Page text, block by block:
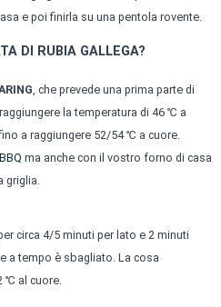
e poi finirla su una pentola rovente.
DI RUBIA GALLEGA?
, che prevede una prima parte di
la temperatura di 46 ℃ a
a raggiungere 52/54 ℃ a cuore.
BBQ ma anche con il vostro forno di casa
griglia.
circa 4/5 minuti per lato e 2 minuti
a tempo è sbagliato. La cosa
℃ al cuore.